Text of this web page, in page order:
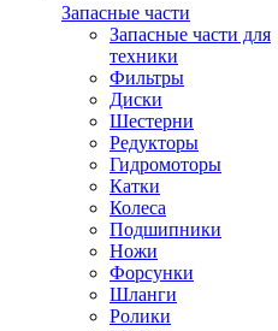
Запасные части
Запасные части для
техники
Фильтры
Диски
Шестерни
Редукторы
Гидромоторы
Катки
Колеса
Подшипники
Ножи
Форсунки
Шланги
Ролики